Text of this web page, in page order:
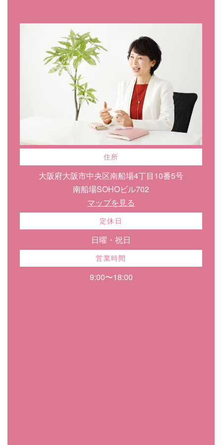
住所
大阪府大阪市中央区南船場4丁目10番5号
南船場SOHOビル702
マップを見る
定休日
日曜・祝日
営業時間
9:00〜18:00